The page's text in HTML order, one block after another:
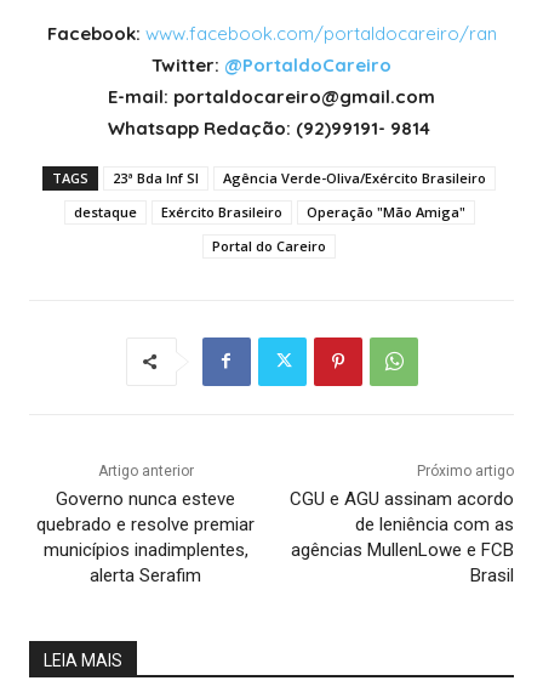
Facebook: www.facebook.com/portaldocareiro/ran
Twitter: @PortaldoCareiro
E-mail: portaldocareiro@gmail.com
Whatsapp Redação: (92)99191- 9814
TAGS 23ª Bda Inf Sl
Agência Verde-Oliva/Exército Brasileiro
destaque
Exército Brasileiro
Operação "Mão Amiga"
Portal do Careiro
Artigo anterior
Governo nunca esteve
quebrado e resolve premiar
municípios inadimplentes,
alerta Serafim
Próximo artigo
CGU e AGU assinam acordo
de leniência com as
agências MullenLowe e FCB
Brasil
LEIA MAIS